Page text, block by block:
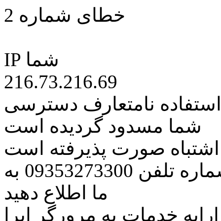
خطای شماره 2
IP شما
216.73.216.69
نامتعارف دسترسی
شما مسدود گردیده است
اشتباه صورت پذیرفته است
مراتب این مسئله را از طریق شماره تلفن 09353273300 به
ما اطلاع دهید
خدمات به مرورگر اپرا